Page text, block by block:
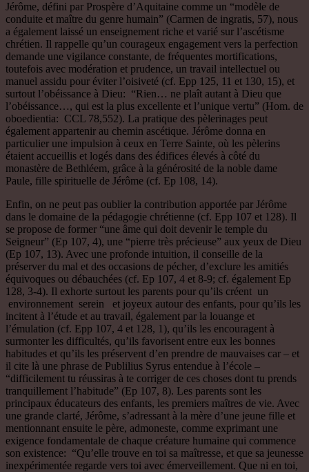
Jérôme, défini par Prospère d’Aquitaine comme un “modèle de
conduite et maître du genre humain” (Carmen de ingratis, 57), nous
a également laissé un enseignement riche et varié sur l’ascétisme
chrétien. Il rappelle qu’un courageux engagement vers la perfection
demande une vigilance constante, de fréquentes mortifications,
toutefois avec modération et prudence, un travail intellectuel ou
manuel assidu pour éviter l’oisiveté (cf. Epp 125, 11 et 130, 15), et
surtout l’obéissance à Dieu: “Rien… ne plaît autant à Dieu que
l’obéissance…, qui est la plus excellente et l’unique vertu” (Hom. de
oboedientia: CCL 78,552). La pratique des pèlerinages peut
également appartenir au chemin ascétique. Jérôme donna en
particulier une impulsion à ceux en Terre Sainte, où les pèlerins
étaient accueillis et logés dans des édifices élevés à côté du
monastère de Bethléem, grâce à la générosité de la noble dame
Paule, fille spirituelle de Jérôme (cf. Ep 108, 14).
Enfin, on ne peut pas oublier la contribution apportée par Jérôme
dans le domaine de la pédagogie chrétienne (cf. Epp 107 et 128). Il
se propose de former “une âme qui doit devenir le temple du
Seigneur” (Ep 107, 4), une “pierre très précieuse” aux yeux de Dieu
(Ep 107, 13). Avec une profonde intuition, il conseille de la
préserver du mal et des occasions de pécher, d’exclure les amitiés
équivoques ou débauchées (cf. Ep 107, 4 et 8-9; cf. également Ep
128, 3-4). Il exhorte surtout les parents pour qu’ils créent un
environnement serein et joyeux autour des enfants, pour qu’ils les
incitent à l’étude et au travail, également par la louange et
l’émulation (cf. Epp 107, 4 et 128, 1), qu’ils les encouragent à
surmonter les difficultés, qu’ils favorisent entre eux les bonnes
habitudes et qu’ils les préservent d’en prendre de mauvaises car – et
il cite là une phrase de Publilius Syrus entendue à l’école –
“difficilement tu réussiras à te corriger de ces choses dont tu prends
tranquillement l’habitude” (Ep 107, 8). Les parents sont les
principaux éducateurs des enfants, les premiers maîtres de vie. Avec
une grande clarté, Jérôme, s’adressant à la mère d’une jeune fille et
mentionnant ensuite le père, admoneste, comme exprimant une
exigence fondamentale de chaque créature humaine qui commence
son existence: “Qu’elle trouve en toi sa maîtresse, et que sa jeunesse
inexpérimentée regarde vers toi avec émerveillement. Que ni en toi,